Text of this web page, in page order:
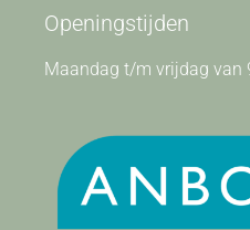
Openingstijden
Maandag t/m vrijdag van